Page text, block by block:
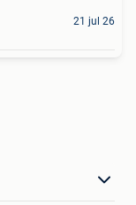
21 jul 26